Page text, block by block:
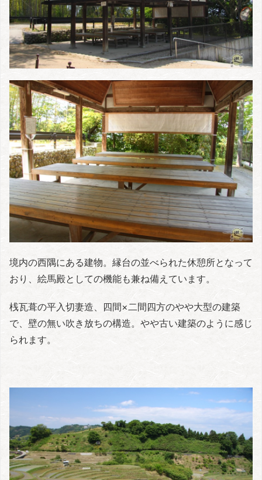
境内の西隅にある建物。縁台の並べられた休憩所となって
おり、絵馬殿としての機能も兼ね備えています。
桟瓦葺の平入切妻造、四間×二間四方のやや大型の建築
で、壁の無い吹き放ちの構造。やや古い建築のように感じ
られます。